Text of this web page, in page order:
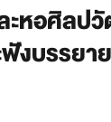
ะหอศิลป
งบรรยา